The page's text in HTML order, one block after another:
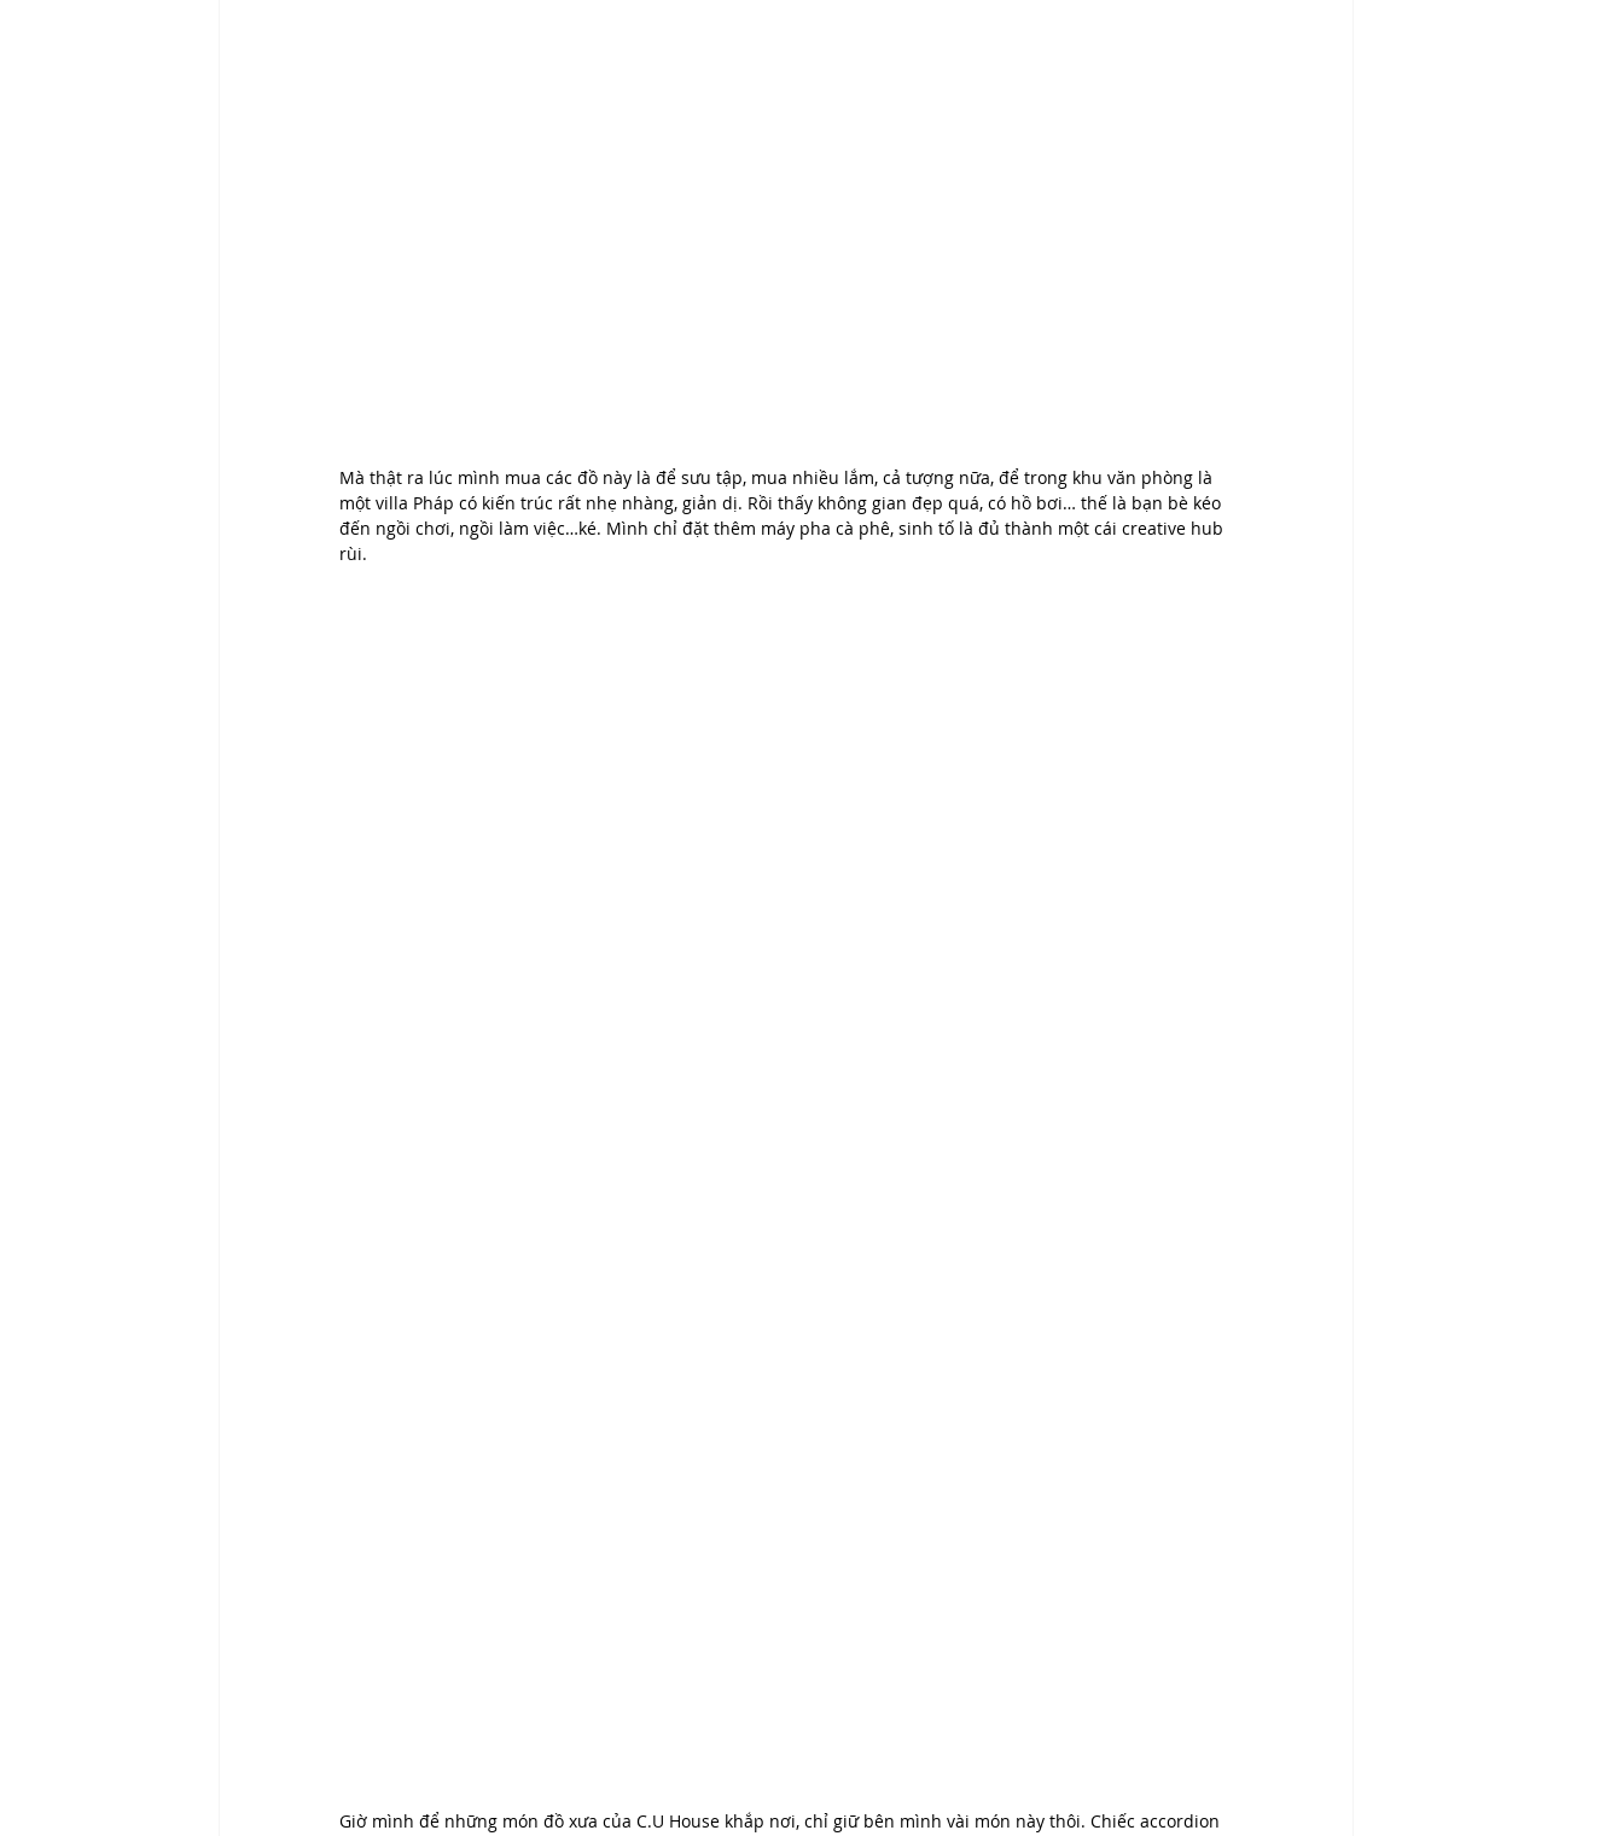
Mà thật ra lúc mình mua các đồ này là để sưu tập, mua nhiều lắm, cả tượng nữa, để trong khu văn phòng là
một villa Pháp có kiến trúc rất nhẹ nhàng, giản dị. Rồi thấy không gian đẹp quá, có hồ bơi… thế là bạn bè kéo
đến ngồi chơi, ngồi làm việc…ké. Mình chỉ đặt thêm máy pha cà phê, sinh tố là đủ thành một cái creative hub
rùi.
Giờ mình để những món đồ xưa của C.U House khắp nơi, chỉ giữ bên mình vài món này thôi. Chiếc accordion